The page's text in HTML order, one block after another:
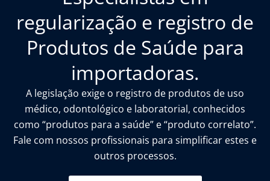
regularização e registro de
Produtos de Saúde para
importadoras.
A legislação exige o registro de produtos de uso
médico, odontológico e laboratorial, conhecidos
como “produtos para a saúde” e “produto correlato”.
Fale com nossos profissionais para simplificar estes e
outros processos.